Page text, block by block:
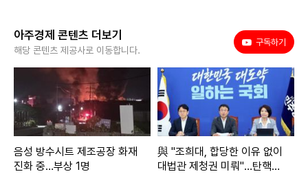
아주경제 콘텐츠 더보기
해당 콘텐츠 제공사로 이동합니다.
구독하기
음성 방수시트 제조공장 화재
진화 중…부상 1명
與 "조희대, 합당한 이유 없이
대법관 제청권 미뤄"…탄핵은